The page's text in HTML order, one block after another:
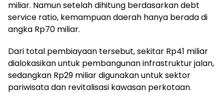
miliar. Namun setelah dihitung berdasarkan debt
service ratio, kemampuan daerah hanya berada di
angka Rp70 miliar.
Dari total pembiayaan tersebut, sekitar Rp41 miliar
dialokasikan untuk pembangunan infrastruktur jalan,
sedangkan Rp29 miliar digunakan untuk sektor
pariwisata dan revitalisasi kawasan perkotaan.